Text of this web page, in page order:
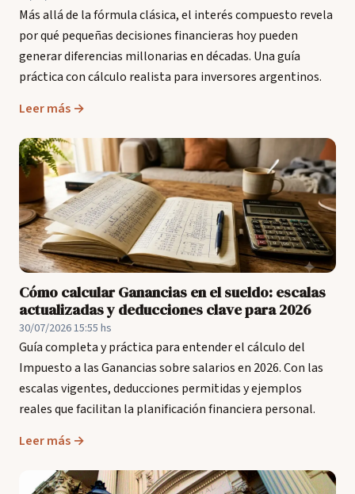
Más allá de la fórmula clásica, el interés compuesto revela
por qué pequeñas decisiones financieras hoy pueden
generar diferencias millonarias en décadas. Una guía
práctica con cálculo realista para inversores argentinos.
Leer más →
Cómo calcular Ganancias en el sueldo: escalas
actualizadas y deducciones clave para 2026
30/07/2026 15:55 hs
Guía completa y práctica para entender el cálculo del
Impuesto a las Ganancias sobre salarios en 2026. Con las
escalas vigentes, deducciones permitidas y ejemplos
reales que facilitan la planificación financiera personal.
Leer más →